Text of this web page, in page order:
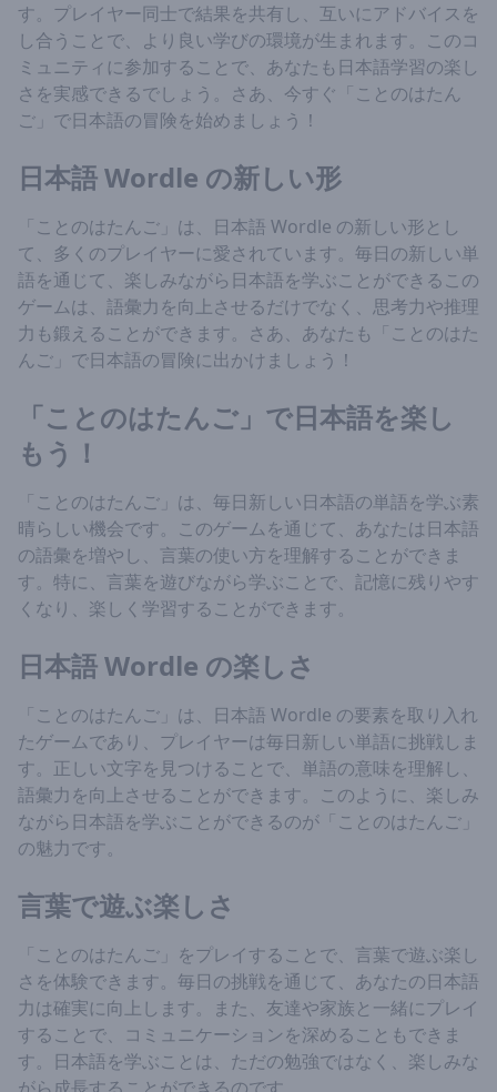
す。プレイヤー同士で結果を共有し、互いにアドバイスを
し合うことで、より良い学びの環境が生まれます。このコ
ミュニティに参加することで、あなたも日本語学習の楽し
さを実感できるでしょう。さあ、今すぐ「ことのはたん
ご」で日本語の冒険を始めましょう！
日本語 Wordle の新しい形
「ことのはたんご」は、日本語 Wordle の新しい形とし
て、多くのプレイヤーに愛されています。毎日の新しい単
語を通じて、楽しみながら日本語を学ぶことができるこの
ゲームは、語彙力を向上させるだけでなく、思考力や推理
力も鍛えることができます。さあ、あなたも「ことのはた
んご」で日本語の冒険に出かけましょう！
「ことのはたんご」で日本語を楽し
もう！
「ことのはたんご」は、毎日新しい日本語の単語を学ぶ素
晴らしい機会です。このゲームを通じて、あなたは日本語
の語彙を増やし、言葉の使い方を理解することができま
す。特に、言葉を遊びながら学ぶことで、記憶に残りやす
くなり、楽しく学習することができます。
日本語 Wordle の楽しさ
「ことのはたんご」は、日本語 Wordle の要素を取り入れ
たゲームであり、プレイヤーは毎日新しい単語に挑戦しま
す。正しい文字を見つけることで、単語の意味を理解し、
語彙力を向上させることができます。このように、楽しみ
ながら日本語を学ぶことができるのが「ことのはたんご」
の魅力です。
言葉で遊ぶ楽しさ
「ことのはたんご」をプレイすることで、言葉で遊ぶ楽し
さを体験できます。毎日の挑戦を通じて、あなたの日本語
力は確実に向上します。また、友達や家族と一緒にプレイ
することで、コミュニケーションを深めることもできま
す。日本語を学ぶことは、ただの勉強ではなく、楽しみな